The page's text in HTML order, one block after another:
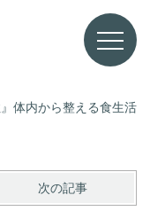
』体内から整える食生活
次の記事